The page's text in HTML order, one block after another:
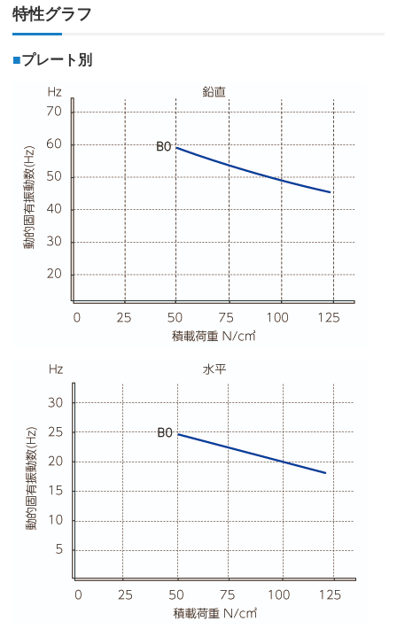
特性グラフ
■プレート別